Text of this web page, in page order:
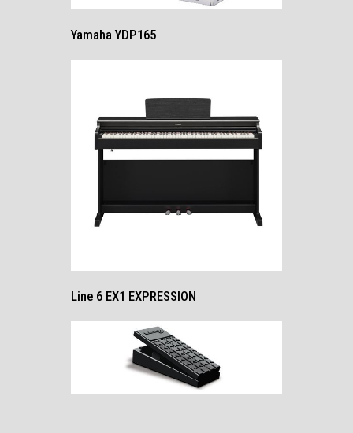
Yamaha YDP165
Line 6 EX1 EXPRESSION